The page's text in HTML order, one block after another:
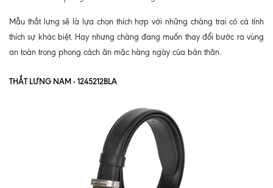
Mẫu thắt lưng sẽ là lựa chọn thích hợp với những chàng trai có cá tính
thích sự khác biệt. Hay nhưng chàng đang muốn thay đổi bước ra vùng
an toàn trong phong cách ăn mặc hàng ngày của bản thân.
THẮT LƯNG NAM - 1245212BLA